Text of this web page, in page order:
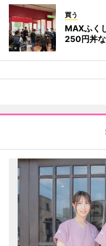
買う
MAXふく
250円丼